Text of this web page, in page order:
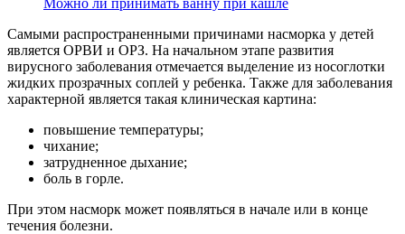
Самыми распространенными причинами насморка у детей
является ОРВИ и ОРЗ. На начальном этапе развития
вирусного заболевания отмечается выделение из носоглотки
жидких прозрачных соплей у ребенка. Также для заболевания
характерной является такая клиническая картина:
повышение температуры;
чихание;
затрудненное дыхание;
боль в горле.
При этом насморк может появляться в начале или в конце
течения болезни.